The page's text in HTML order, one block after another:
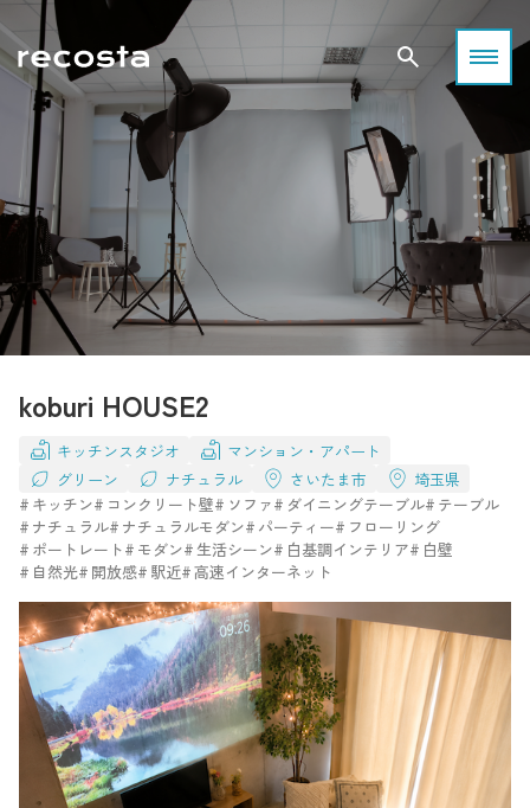
koburi HOUSE2
キッチンスタジオ
マンション・アパート
グリーン
ナチュラル さいたま市
埼玉県
キッチン
コンクリート壁 ソファ ダイニングテーブル
テーブル
ナチュラル
ナチュラルモダン パーティー
フローリング
ポートレート
モダン 生活シーン 白基調インテリア
白壁
自然光
開放感 駅近 高速インターネット